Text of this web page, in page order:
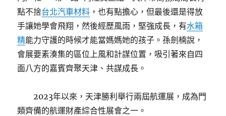
點不捨台北汽車材料 ，也有點擔心，但最後還是得放
手讓她學會飛翔，然後經歷風雨，堅強成長，有水箱
精能力守護的時候才能當媽媽她的孩子。孫劍楠說，
會展要素湊集的區位上風和計謀位置，吸引著來自四
面八方的嘉賓齊聚天津、共謀成長。
2023年以來，天津勝利舉行兩屆航運展，成為門
類齊備的航運財產綜合性展會之一。